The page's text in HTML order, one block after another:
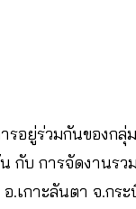
รอยู่ร่วมกันของก
บ การจัดงานรว
เกาะลันตา จ.กร